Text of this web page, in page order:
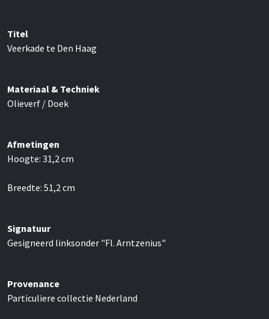
Titel
Veerkade te Den Haag
Materiaal & Techniek
Olieverf / Doek
Afmetingen
Hoogte: 31,2cm
Breedte: 51,2cm
Signatuur
Gesigneerd linksonder "Fl. Arntzenius"
Provenance
Particuliere collectie Nederland